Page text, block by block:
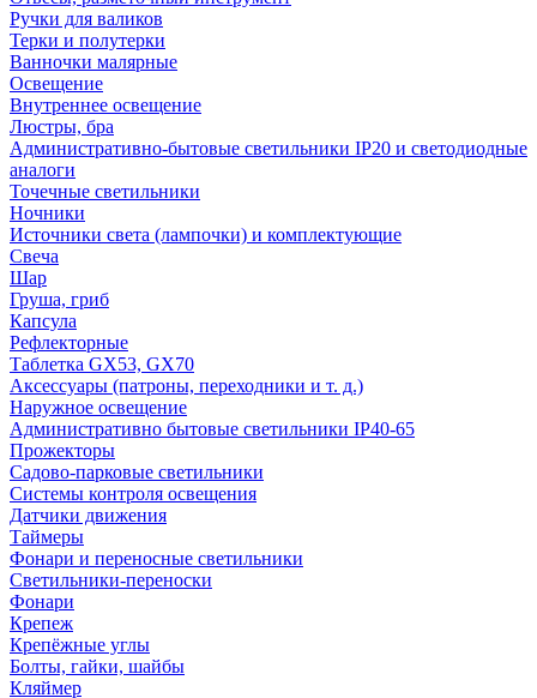
Ручки для валиков
Терки и полутерки
Ванночки малярные
Освещение
Внутреннее освещение
Люстры, бра
Административно-бытовые светильники IP20 и светодиодные
аналоги
Точечные светильники
Ночники
Источники света (лампочки) и комплектующие
Свеча
Шар
Груша, гриб
Капсула
Рефлекторные
Таблетка GX53, GX70
Аксессуары (патроны, переходники и т. д.)
Наружное освещение
Административно бытовые светильники IP40-65
Прожекторы
Садово-парковые светильники
Системы контроля освещения
Датчики движения
Таймеры
Фонари и переносные светильники
Светильники-переноски
Фонари
Крепеж
Крепёжные углы
Болты, гайки, шайбы
Кляймер